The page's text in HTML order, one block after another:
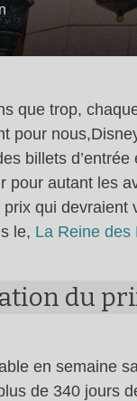
que trop,
pour
billets
pour autant les
qui devraient
le, La Reine des
du
en semaine
de 340 jours